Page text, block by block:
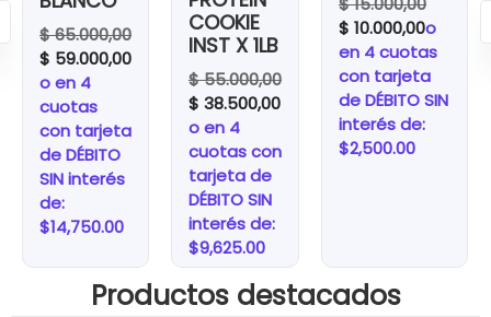
$65.000,00
$ 59.000,00
o en 4
cuotas
con tarjeta
de DÉBITO
SIN interés
de:
$14,750.00
COOKIE
INST X 1LB
$55.000,00
$ 38.500,00
o en 4
cuotas con
tarjeta de
DÉBITO SIN
interés de:
$9,625.00
$ 10.000,00o
en 4 cuotas
con tarjeta
de DÉBITO SIN
interés de:
$2,500.00
Productos destacados